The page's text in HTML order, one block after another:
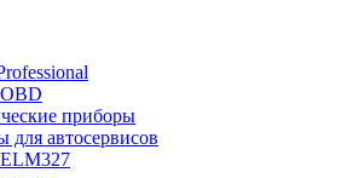
приборы
автосервисов